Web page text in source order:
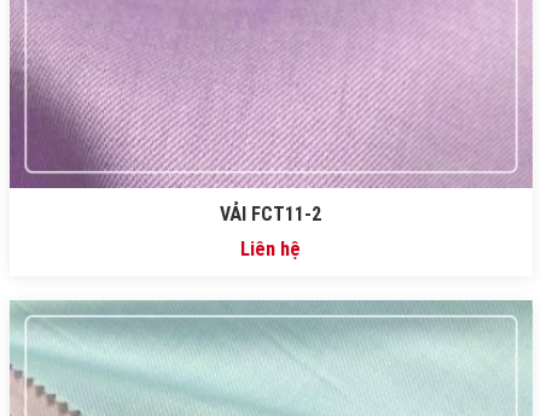
VẢI FCT11-2
Liên hệ